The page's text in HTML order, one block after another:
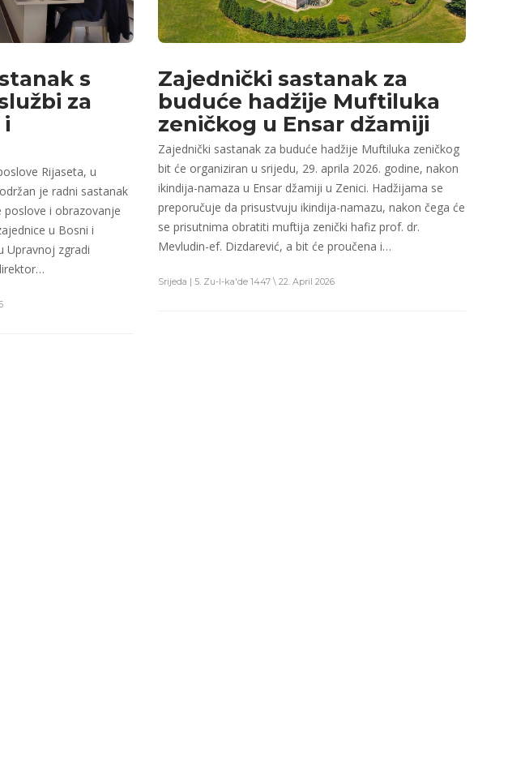
s
za
Rijaseta, u
je radni sastanak
poslove i obrazovanje
u Bosni i
Upravnoj zgradi
Zajednički sastanak za
buduće hadžije Muftiluka
zeničkog u Ensar džamiji
Zajednički sastanak za buduće hadžije Muftiluka zeničkog
bit će organiziran u srijedu, 29. aprila 2026. godine, nakon
ikindija-namaza u Ensar džamiji u Zenici. Hadžijama se
preporučuje da prisustvuju ikindija-namazu, nakon čega će
se prisutnima obratiti muftija zenički hafiz prof. dr.
Mevludin-ef. Dizdarević, a bit će proučena i…
Srijeda | 5. Zu-l-ka'de 1447 \ 22. April 2026